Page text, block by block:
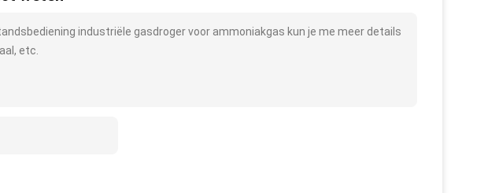
industriële gasdroger voor ammoniakgas kun je me meer details
etc.